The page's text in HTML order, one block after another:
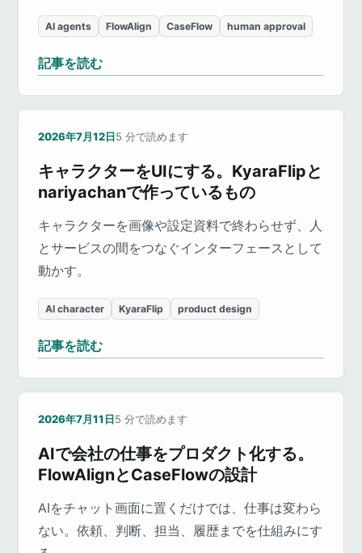
AI agents FlowAlign CaseFlow human approval
記事を読む
2026年7月12日5 分で読めます
キャラクターをUIにする。KyaraFlipと
nariyachanで作っているもの
キャラクターを画像や設定資料で終わらせず、人
とサービスの間をつなぐインターフェースとして
動かす。
AI character KyaraFlip product design
記事を読む
2026年7月11日5 分で読めます
AIで会社の仕事をプロダクト化する。
FlowAlignとCaseFlowの設計
AIをチャット画面に置くだけでは、仕事は変わら
ない。依頼、判断、担当、履歴までを仕組みにす